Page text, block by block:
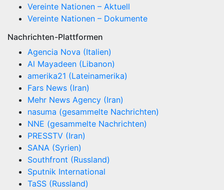
Vereinte Nationen – Aktuell
Vereinte Nationen – Dokumente
Nachrichten-Plattformen
Agencia Nova (Italien)
Al Mayadeen (Libanon)
amerika21 (Lateinamerika)
Fars News (Iran)
Mehr News Agency (Iran)
nasuma (gesammelte Nachrichten)
NNE (gesammelte Nachrichten)
PRESSTV (Iran)
SANA (Syrien)
Southfront (Russland)
Sputnik International
TaSS (Russland)